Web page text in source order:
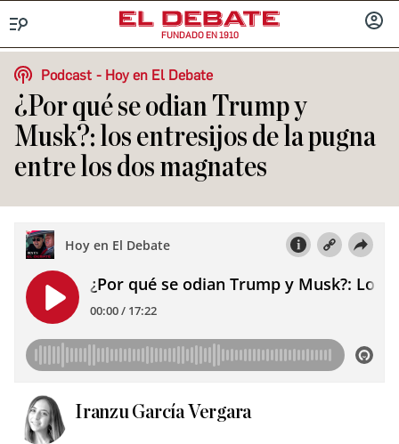
FUNDADO EN 1910
SESIÓN
Podcast
Hoy en El Debate
¿Por qué se odian Trump y
Musk?: los entresijos de la pugna
entre los dos magnates
Iranzu García Vergara